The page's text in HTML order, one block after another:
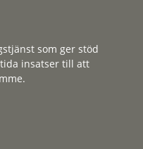
som ger stöd
insatser till att